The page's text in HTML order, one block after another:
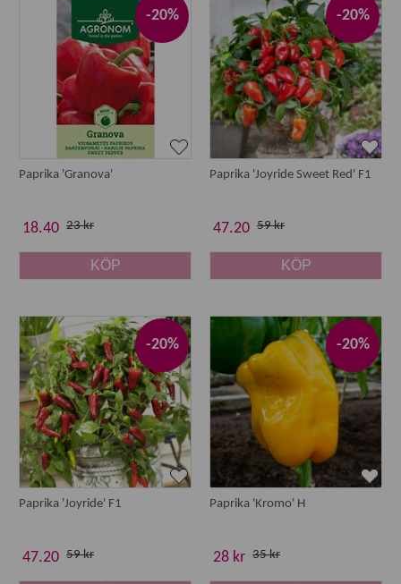
-20%
Paprika 'Granova'
18.40 23 kr
KÖP
-20%
Paprika 'Joyride Sweet Red' F1
47.20 59 kr
KÖP
-20%
Paprika 'Joyride' F1
47.20 59 kr
-20%
Paprika 'Kromo' H
28 kr 35 kr